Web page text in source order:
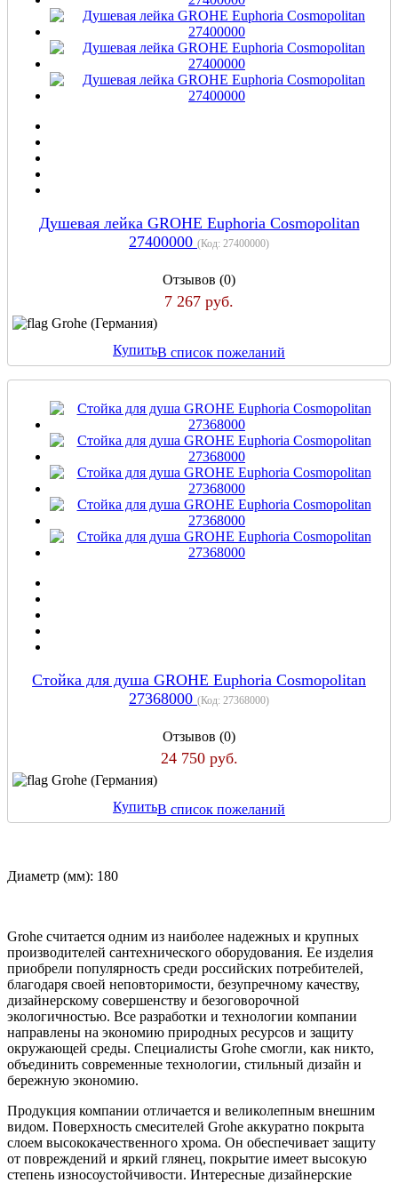
Душевая лейка GROHE Euphoria Cosmopolitan
27400000 (Код: 27400000)
Отзывов (0)
7 267 руб.
Grohe (Германия)
КупитьВ список пожеланий
Стойка для душа GROHE Euphoria Cosmopolitan
27368000 (Код: 27368000)
Отзывов (0)
24 750 руб.
Grohe (Германия)
КупитьВ список пожеланий
Диаметр (мм): 180
Grohe считается одним из наиболее надежных и крупных
производителей сантехнического оборудования. Ее изделия
приобрели популярность среди российских потребителей,
благодаря своей неповторимости, безупречному качеству,
дизайнерскому совершенству и безоговорочной
экологичностью. Все разработки и технологии компании
направлены на экономию природных ресурсов и защиту
окружающей среды. Специалисты Grohe смогли, как никто,
объединить современные технологии, стильный дизайн и
бережную экономию.
Продукция компании отличается и великолепным внешним
видом. Поверхность смесителей Grohe аккуратно покрыта
слоем высококачественного хрома. Он обеспечивает защиту
от повреждений и яркий глянец, покрытие имеет высокую
степень износоустойчивости. Интересные дизайнерские